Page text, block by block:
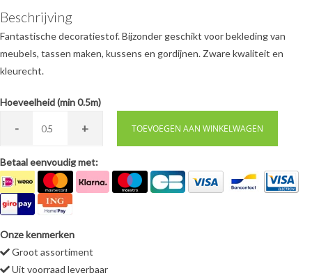
Beschrijving
Fantastische decoratiestof. Bijzonder geschikt voor bekleding van
meubels, tassen maken, kussens en gordijnen. Zware kwaliteit en
kleurecht.
Hoeveelheid (min 0.5m)
- 0. + TOEVOEGEN AAN WINKELWAGEN
Betaal eenvoudig met:
Onze kenmerken
Groot assortiment
Uit voorraad leverbaar